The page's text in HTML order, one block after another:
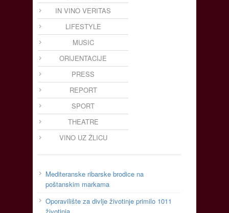
IN VINO VERITAS
LIFESTYLE
MUSIC
ORIJENTACIJE
PRESS
REPORT
SPORT
THEATRE
VINO UZ ŽLICU
Mediteranske ribarske brodice na
poštanskim markama
Oporavilište za divlje životinje primilo 1011